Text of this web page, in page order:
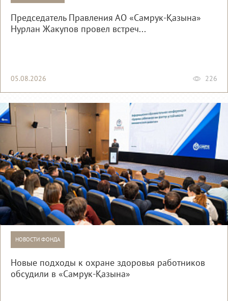
Председатель Правления АО «Самрук-Қазына»
Нурлан Жакупов провел встреч...
05.08.2026 226
НОВОСТИ ФОНДА
Новые подходы к охране здоровья работников
обсудили в «Самрук-Қазына»